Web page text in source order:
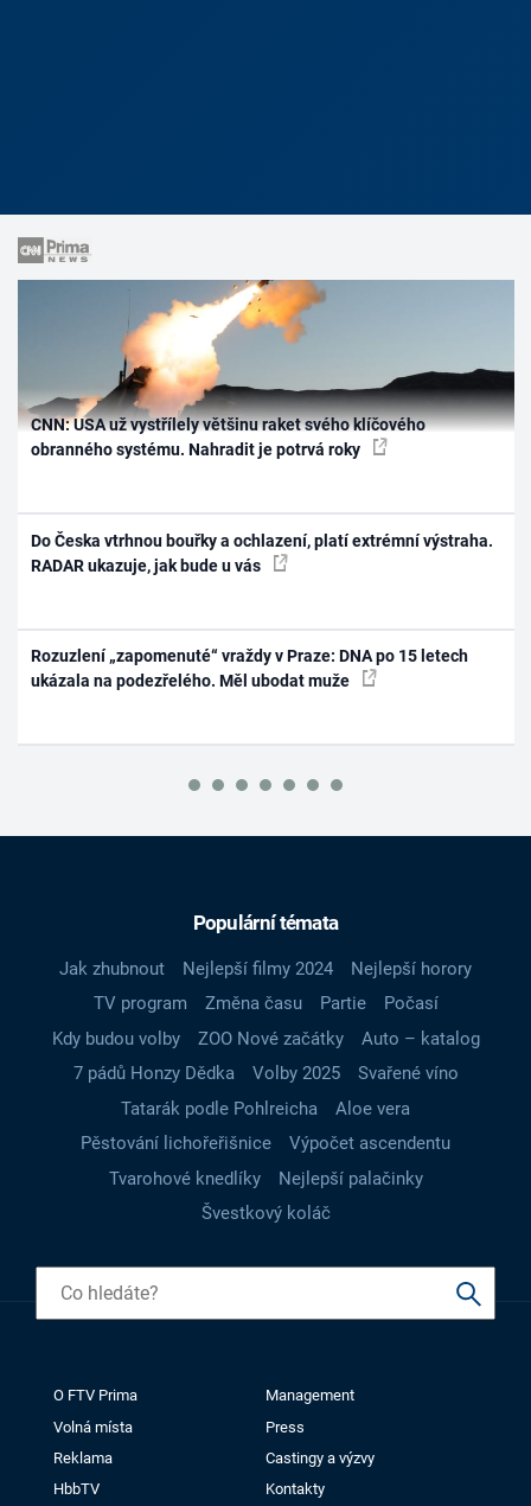
CNN: USA už vystřílely většinu raket svého klíčového
obranného systému. Nahradit je potrvá roky
Do Česka vtrhnou bouřky a ochlazení, platí extrémní výstraha.
RADAR ukazuje, jak bude u vás
Rozuzlení „zapomenuté“ vraždy v Praze: DNA po 15 letech
ukázala na podezřelého. Měl ubodat muže
Populární témata
Jak zhubnout Nejlepší filmy 2024
Nejlepší horory
TV program
Změna času Partie
Počasí
Kdy budou volby
ZOO Nové začátky
Auto – katalog
7 pádů Honzy Dědka
Volby 2025
Svařené víno
Tatarák podle Pohlreicha
Aloe vera
Pěstování lichořeřišnice
Výpočet ascendentu
Tvarohové knedlíky
Nejlepší palačinky
Švestkový koláč
O FTV Prima
Management
Volná místa
Press
Reklama
Castingy a výzvy
HbbTV
Kontakty